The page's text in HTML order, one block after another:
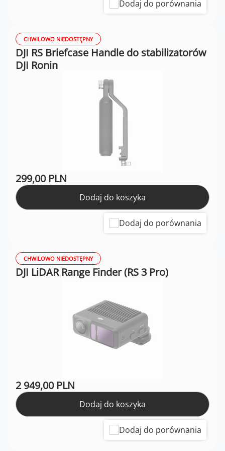
Dodaj do porównania
CHWILOWO NIEDOSTĘPNY
DJI RS Briefcase Handle do stabilizatorów
DJI Ronin
299,00 PLN
Dodaj do koszyka
Dodaj do porównania
CHWILOWO NIEDOSTĘPNY
DJI LiDAR Range Finder (RS 3 Pro)
2 949,00 PLN
Dodaj do koszyka
Dodaj do porównania